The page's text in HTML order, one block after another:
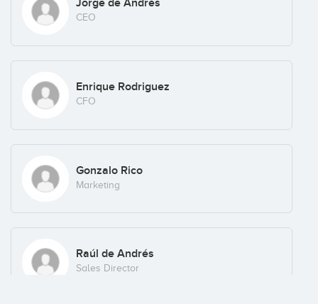
Jorge de Andrés
CEO
Enrique Rodriguez
CFO
Gonzalo Rico
Marketing
Raúl de Andrés
Sales Director